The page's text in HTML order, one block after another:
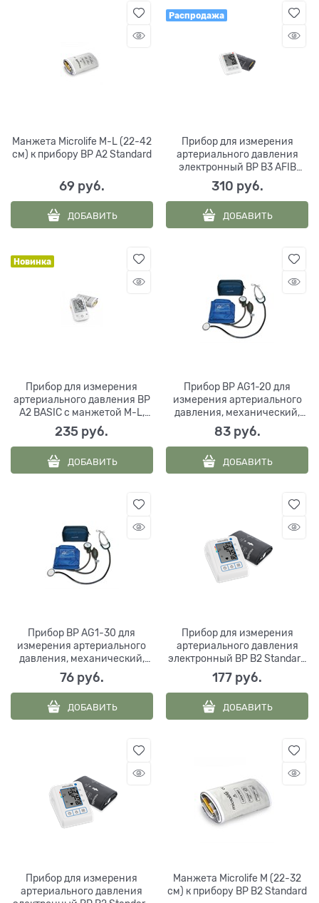
Манжета Microlife M-L (22-42
см) к прибору BP A2 Standard
69 руб.
ДОБАВИТЬ
Распродажа
Прибор для измерения
артериального давления
электронный BP B3 AFIB
Microlife Китай
310 руб.
ДОБАВИТЬ
Новинка
Прибор для измерения
артериального давления BP
A2 BASIC с манжетой M-L,
Microlife Corp., Китай
235 руб.
ДОБАВИТЬ
Прибор BP AG1-20 для
измерения артериального
давления, механический,
Microlife Corp., Китай
83 руб.
ДОБАВИТЬ
Прибор BP AG1-30 для
измерения артериального
давления, механический,
Microlife Corp., Китай
76 руб.
ДОБАВИТЬ
Прибор для измерения
артериального давления
электронный BP B2 Standard
с адаптером и манжетой М,
Microlife Corp., Китай
177 руб.
ДОБАВИТЬ
Прибор для измерения
артериального давления
Манжета Microlife M (22-32
см) к прибору BP B2 Standard